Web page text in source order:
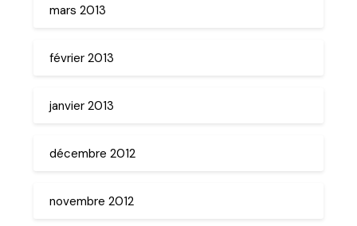
mars 2013
février 2013
janvier 2013
décembre 2012
novembre 2012